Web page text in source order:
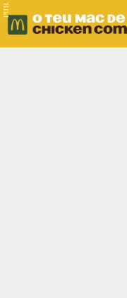
PUB.